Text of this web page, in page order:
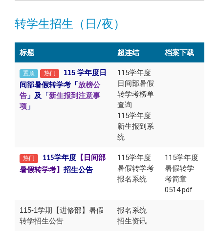
转学生招生（日/夜）
标题 超连结 档案下载
置顶 热门 115 学年度日
间部暑假转学考「放榜公
告 」及「新生报到注意事
项 」
115学年度
日间部暑假
转学考榜单
查询
115学年度
新生报到系
统
热门 115学年度 【日间部
暑假转学考】 招生公告
115学年度
暑假转学考
报名系统
115学年度
暑假转学
考简章
0514.pdf
115-1学期【进修部】暑假
转学招生公告
报名系统
招生资讯